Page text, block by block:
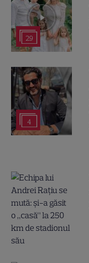
29
4